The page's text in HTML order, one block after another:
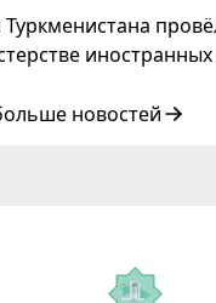
иностранных
новостей